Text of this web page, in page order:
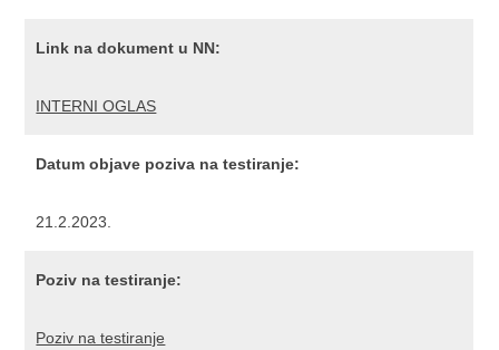
Link na dokument u NN:
INTERNI OGLAS
Datum objave poziva na testiranje:
21.2.2023.
Poziv na testiranje:
Poziv na testiranje